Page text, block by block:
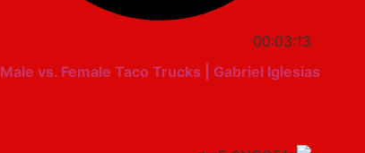
00:03:13
Male vs. Female Taco Trucks | Gabriel Iglesias